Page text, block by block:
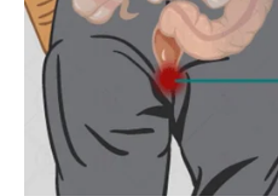
Lav nikada ne moli. Lav bira.
EMOTIVNA